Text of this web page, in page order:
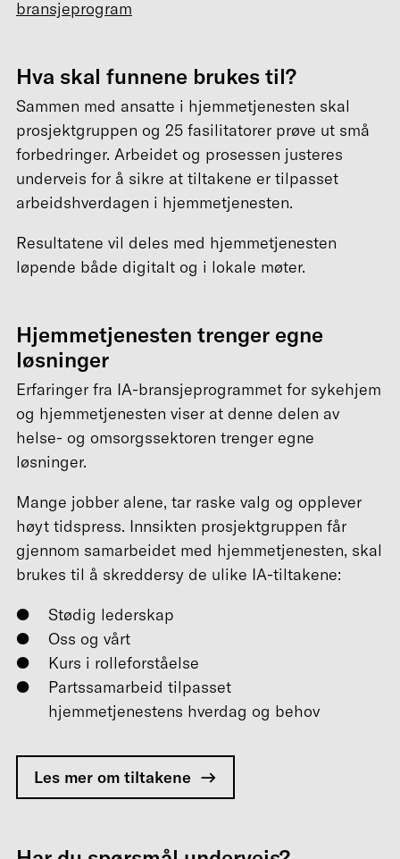
bransjeprogram
Hva skal funnene brukes til?
Sammen med ansatte i hjemmetjenesten skal
prosjektgruppen og 25 fasilitatorer prøve ut små
forbedringer. Arbeidet og prosessen justeres
underveis for å sikre at tiltakene er tilpasset
arbeidshverdagen i hjemmetjenesten.
Resultatene vil deles med hjemmetjenesten
løpende både digitalt og i lokale møter.
Hjemmetjenesten trenger egne
løsninger
Erfaringer fra IA-bransjeprogrammet for sykehjem
og hjemmetjenesten viser at denne delen av
helse- og omsorgssektoren trenger egne
løsninger.
Mange jobber alene, tar raske valg og opplever
høyt tidspress. Innsikten prosjektgruppen får
gjennom samarbeidet med hjemmetjenesten, skal
brukes til å skreddersy de ulike IA-tiltakene:
Stødig lederskap
Oss og vårt
Kurs i rolleforståelse
Partssamarbeid tilpasset
hjemmetjenestens hverdag og behov
Les mer om tiltakene